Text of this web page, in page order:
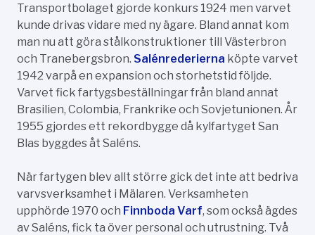
Transportbolaget gjorde konkurs 1924 men varvet
kunde drivas vidare med ny ägare. Bland annat kom
man nu att göra stålkonstruktioner till Västerbron
och Tranebergsbron. Salénrederierna köpte varvet
1942 varpå en expansion och storhetstid följde.
Varvet fick fartygsbeställningar från bland annat
Brasilien, Colombia, Frankrike och Sovjetunionen. År
1955 gjordes ett rekordbygge då kylfartyget San
Blas byggdes åt Saléns.
När fartygen blev allt större gick det inte att bedriva
varvsverksamhet i Mälaren. Verksamheten
upphörde 1970 och Finnboda Varf, som också ägdes
av Saléns, fick ta över personal och utrustning. Två